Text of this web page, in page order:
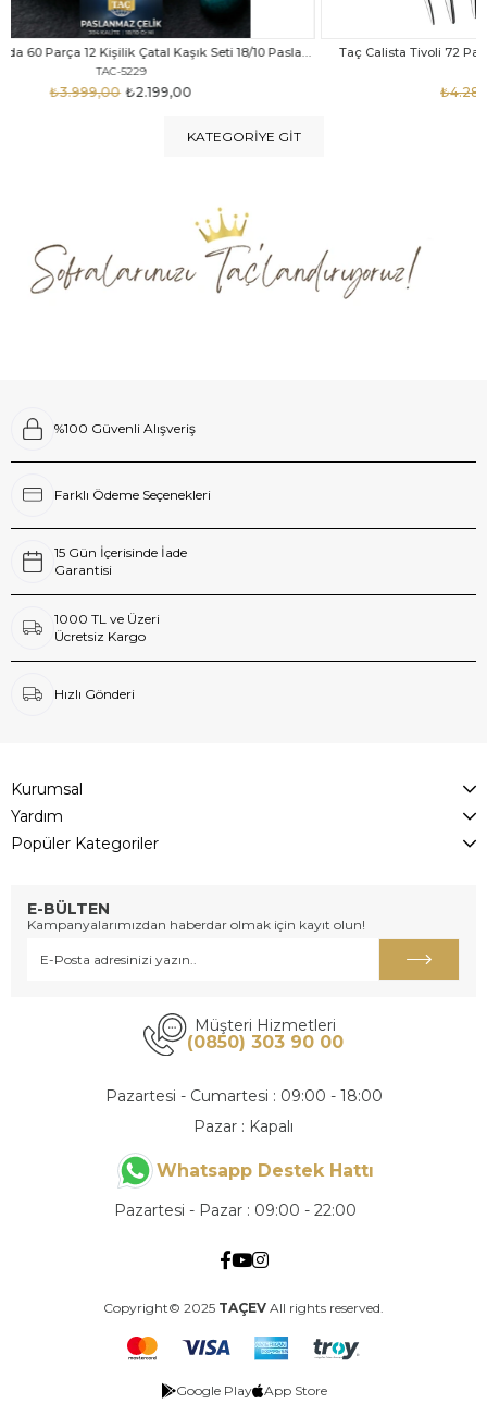
Taç Felina Nida 60 Parça 12 Kişilik Çatal Kaşık Seti 18/10 Paslanmaz Çelik Taç Calista Tivoli 72 Parça 12 Kişilik Çatal Kaşık Bıçak Seti
₺4.289,00
Taç
KATEGORIYE GIT
%100 Güvenli Alışveriş
Farklı Ödeme Seçenekleri
15 Gün İçerisinde İade
Garantisi
1000 TL ve Üzeri
Ücretsiz Kargo
Hızlı Gönderi
Kurumsal
Yardım
Popüler Kategoriler
E-BÜLTEN
Kampanyalarımızdan haberdar olmak için kayıt olun!
Müşteri Hizmetleri
(0850) 303 90 00
Pazartesi - Cumartesi : 09:00 - 18:00
Pazar : Kapalı
Whatsapp Destek Hattı
Pazartesi - Pazar : 09:00 - 22:00
Copyright© 2025 TAÇEV All rights reserved.
Google Play App Store